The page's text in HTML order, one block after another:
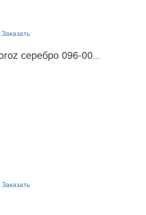
Заказать
Соединитель для шинопроводов Х-образный Horoz серебро 096-001-0003 HRZ00000911
Заказать